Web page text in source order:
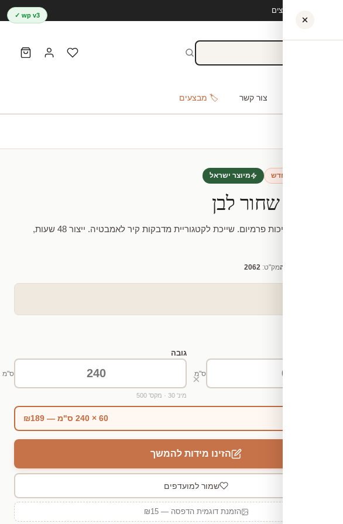
צור קשר 🏷️ מבצעים
wp v3 ✓
חדש מיוצר ישראל
אריחים שחור לבן
טפט אריחים שחור לבן באיכות פרמיום. שייכת לקטגוריית מדבקות קיר לאמבטיה. ייצור 48 שעות,
קיר לאמבטיהמק"ט: 2062
ס"מ
×
גובה
ס"מ
מינ' 30 · מקס' 500
60 × 240 ס"מ — ₪189
הזינו מידות להמשך
שמור למועדפים
הזמנת דוגמית הדפסה — ₪15